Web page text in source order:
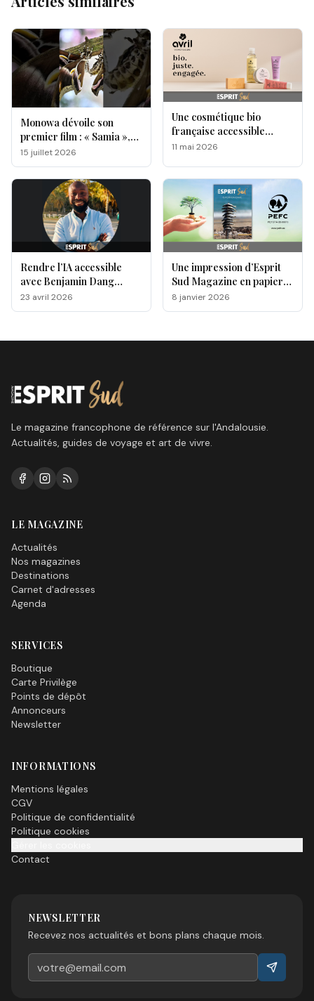
Monowa dévoile son
premier film : « Samia »,
un hommage à la magie
des papillons
15 juillet 2026
Une cosmétique bio
française accessible
séduit l'Espagne!
11 mai 2026
Rendre l’IA accessible
avec Benjamin Dang
Ntang
23 avril 2026
Une impression d’Esprit
Sud Magazine en papier
écologique certifié PEFC !
8 janvier 2026
Le magazine francophone de référence sur l'Andalousie.
Actualités, guides de voyage et art de vivre.
LE MAGAZINE
Actualités
Nos magazines
Destinations
Carnet d'adresses
Agenda
SERVICES
Boutique
Carte Privilège
Points de dépôt
Annonceurs
Newsletter
INFORMATIONS
Mentions légales
CGV
Politique de confidentialité
Politique cookies
Contact
NEWSLETTER
Recevez nos actualités et bons plans chaque mois.